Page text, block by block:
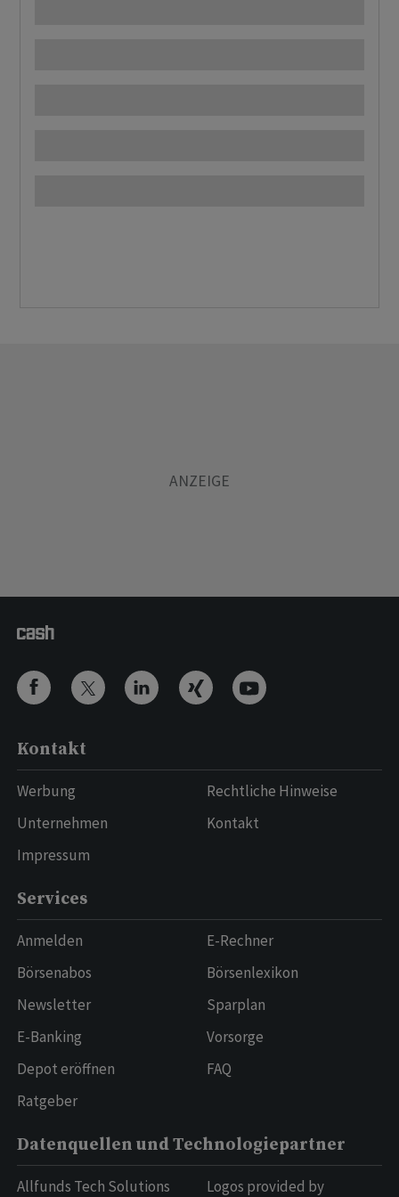
Kontakt
Werbung
Unternehmen
Impressum
Rechtliche Hinweise
Kontakt
Services
Anmelden
Börsenabos
Newsletter
E-Banking
Depot eröffnen
Ratgeber
E-Rechner
Börsenlexikon
Sparplan
Vorsorge
FAQ
Datenquellen und Technologiepartner
Allfunds Tech Solutions
Logos provided by